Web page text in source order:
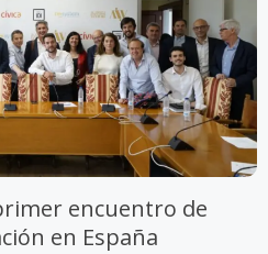
encuentro de
en España